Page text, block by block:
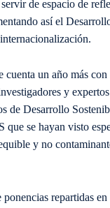
de espacio de
así el
un año más
y
de Desarrollo
se hayan visto
y no
repartidas